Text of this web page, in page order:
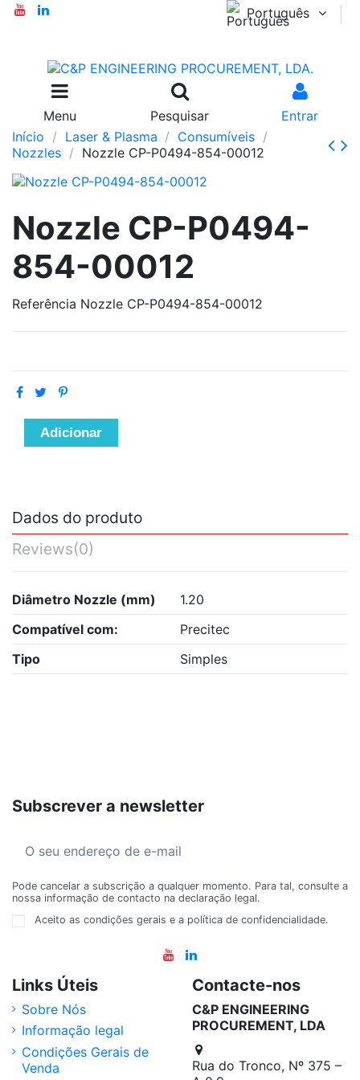
Português
Menu Pesquisar
Entrar
Início
Laser & Plasma
Consumíveis
Nozzles
Nozzle CP-P0494-854-00012
Nozzle CP-P0494-
854-00012
Referência Nozzle CP-P0494-854-00012
Adicionar
Dados do produto
Reviews(0)
Diâmetro Nozzle (mm)
1.20
Compatível com:
Precitec
Tipo
Simples
Subscrever a newsletter
Pode cancelar a subscrição a qualquer momento. Para tal, consulte a
nossa informação de contacto na declaração legal.
Aceito as condições gerais e a política de confidencialidade.
Links Úteis
Sobre Nós
Informação legal
Condições Gerais de
Venda
Contacte-nos
C&P ENGINEERING
PROCUREMENT, LDA
Rua do Tronco, Nº 375 –